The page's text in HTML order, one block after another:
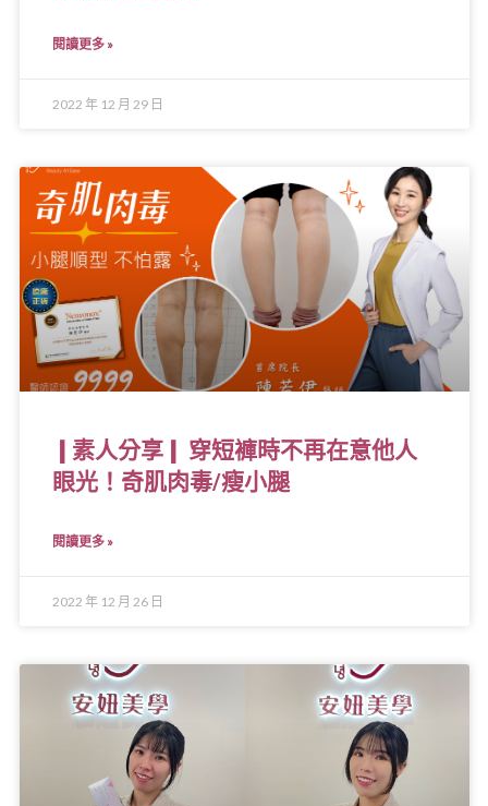
閱讀更多 »
2022 年 12 月 29 日
❙素人分享❙ 穿短褲時不再在意他人
眼光！奇肌肉毒/瘦小腿
閱讀更多 »
2022 年 12 月 26 日